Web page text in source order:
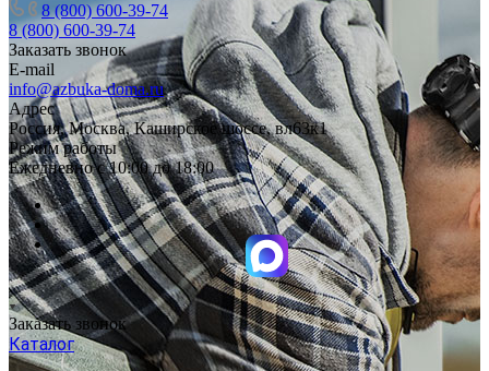
8 (800) 600-39-74
8 (800) 600-39-74
Заказать звонок
E-mail
info@azbuka-doma.ru
Адрес
Россия, Москва, Каширское шоссе, вл63к1
Режим работы
Ежедневно с 10:00 до 18:00
Заказать звонок
Каталог